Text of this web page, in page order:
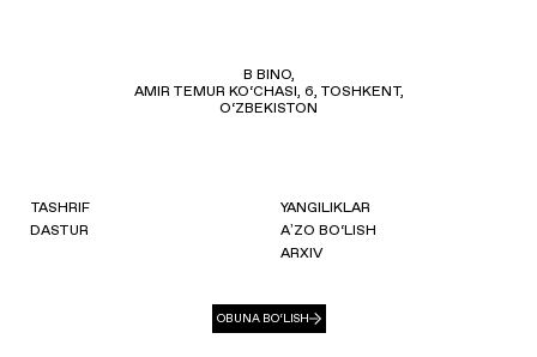
B BINO,
AMIR TEMUR KO‘CHASI, 6, TOSHKENT,
O‘ZBEKISTON
TASHRIF
DASTUR
YANGILIKLAR
AʼZO BO‘LISH
ARXIV
OBUNA BO‘LISH